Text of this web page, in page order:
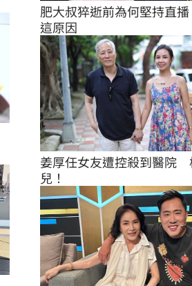
肥大叔猝逝前為何堅持直
這原因
姜厚任女友遭控殺到醫院
兒！